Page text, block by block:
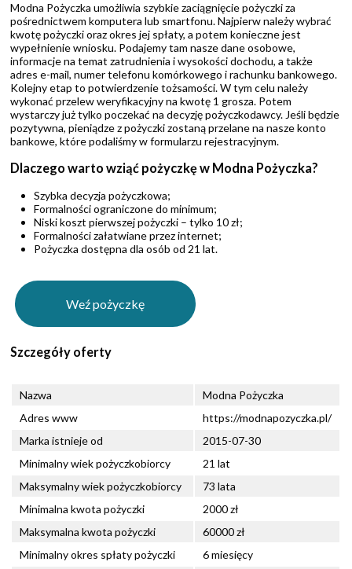
Modna Pożyczka umożliwia szybkie zaciągnięcie pożyczki za
pośrednictwem komputera lub smartfonu. Najpierw należy wybrać
kwotę pożyczki oraz okres jej spłaty, a potem konieczne jest
wypełnienie wniosku. Podajemy tam nasze dane osobowe,
informacje na temat zatrudnienia i wysokości dochodu, a także
adres e-mail, numer telefonu komórkowego i rachunku bankowego.
Kolejny etap to potwierdzenie tożsamości. W tym celu należy
wykonać przelew weryfikacyjny na kwotę 1 grosza. Potem
wystarczy już tylko poczekać na decyzję pożyczkodawcy. Jeśli będzie
pozytywna, pieniądze z pożyczki zostaną przelane na nasze konto
bankowe, które podaliśmy w formularzu rejestracyjnym.
Dlaczego warto wziąć pożyczkę w Modna Pożyczka?
Szybka decyzja pożyczkowa;
Formalności ograniczone do minimum;
Niski koszt pierwszej pożyczki – tylko 10 zł;
Formalności załatwiane przez internet;
Pożyczka dostępna dla osób od 21 lat.
Weź pożyczkę
Szczegóły oferty
Nazwa
Modna Pożyczka
Adres www
https://modnapozyczka.pl/
Marka istnieje od
2015-07-30
Minimalny wiek pożyczkobiorcy
21 lat
Maksymalny wiek pożyczkobiorcy
73 lata
Minimalna kwota pożyczki
2000 zł
Maksymalna kwota pożyczki
60000 zł
Minimalny okres spłaty pożyczki
6 miesięcy